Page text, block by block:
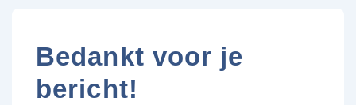
Bedankt voor je
bericht!